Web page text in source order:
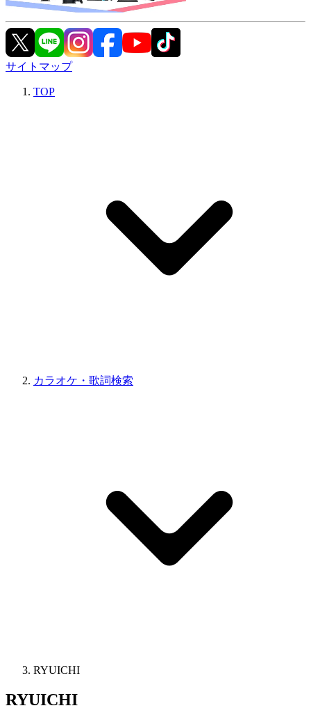
サイトマップ
TOP
カラオケ・歌詞検索
RYUICHI
RYUICHI